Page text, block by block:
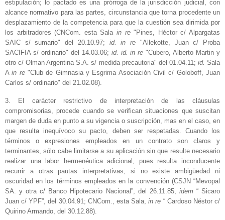
estipulación; lo pactado es una prórroga de la jurisdicción judicial, con
alcance normativo para las partes, circunstancia que torna procedente un
desplazamiento de la competencia para que la cuestión sea dirimida por
los arbitradores (CNCom. esta Sala in re"Pines, Héctor c/ Alpargatas
SAIC s/ sumario" del 20.10.97; id. in re "Allekotte, Juan c/ Proba
SACIFIA s/ ordinario" del 14.03.06; id. id. in re"Cubero, Alberto Martin y
otro c/ Olman Argentina S.A. s/ medida precautoria" del 01.04.11; id.Sala
Ain re"Club de Gimnasia y Esgrima Asociación Civil c/ Goloboff, Juan
Carlos s/ ordinario" del 21.02.08).
3. El carácter restrictivo de interpretación de las cláusulas
compromisorias, procede cuando se verifican situaciones que suscitan
margen de duda en punto a su vigencia o suscripción, mas en el caso, en
que resulta inequívoco su pacto, deben ser respetadas. Cuando los
términos o expresiones empleados en un contrato son claros y
terminantes, sólo cabe limitarse a su aplicación sin que resulte necesario
realizar una labor hermenéutica adicional, pues resulta inconducente
recurrir a otras pautas interpretativas, si no existe ambigüedad ni
oscuridad en los términos empleados en la convención (CSJN “Mevopal
SA. y otra c/ Banco Hipotecario Nacional”, del 26.11.85, idem “ Sicaro
Juan c/ YPF”, del 30.04.91; CNCom., esta Sala,in re “ Cardoso Néstor c/
Quirino Armando, del 30.12.88).